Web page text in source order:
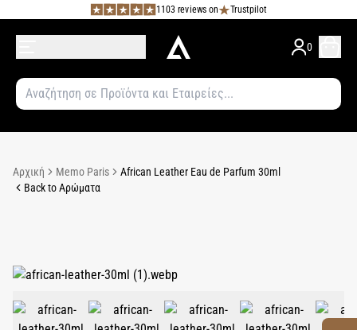
1103 reviews on Trustpilot
0
Αρχική Memo Paris
African Leather Eau de Parfum 30ml
Back to Αρώματα